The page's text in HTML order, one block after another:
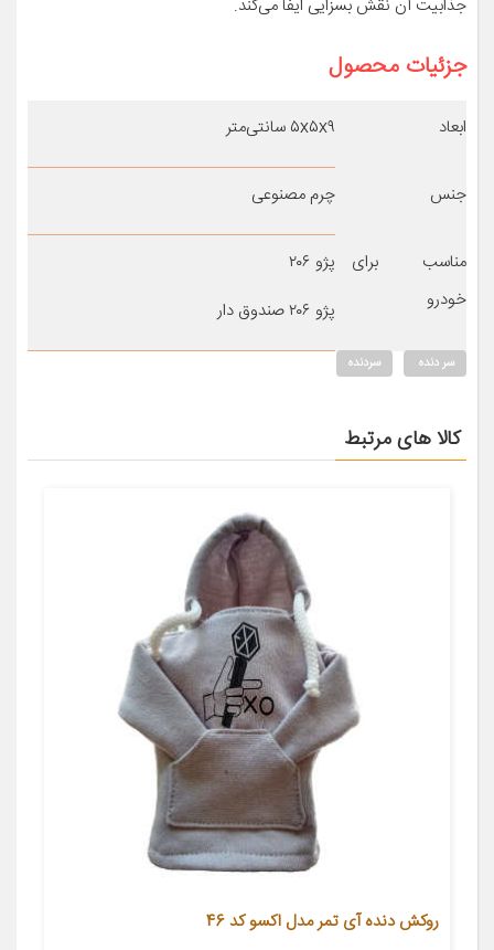
جذابیت آن نقش بسزایی ایفا می‌کند.
جزئیات محصول
ابعاد ۵x۵x۹ سانتی‌متر
جنس چرم مصنوعی
مناسب برای
خودرو
پژو ۲۰۶
پژو ۲۰۶ صندوق دار
سر دنده سردنده
کالا های مرتبط
روکش دنده آی تمر مدل اکسو کد 46